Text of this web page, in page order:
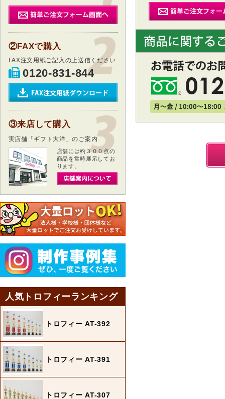
②FAXで購入
FAX注文用紙ご記入の上送信ください
0120-831-844
③来店して購入
実店舗「ギフト大洋」のご案内
店舗には約３００点の
商品を常時展示してお
ります。
人気トロフィーランキング
トロフィー AT-392
トロフィー AT-391
トロフィー AT-307